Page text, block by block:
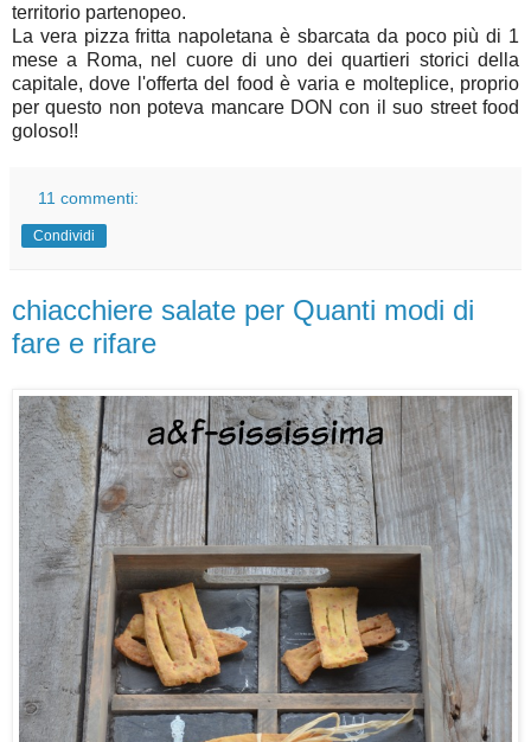
territorio partenopeo.
La vera pizza fritta napoletana è sbarcata da poco più di 1
mese a Roma, nel cuore di uno dei quartieri storici della
capitale, dove l'offerta del food è varia e molteplice, proprio
per questo non poteva mancare DON con il suo street food
goloso!!
11 commenti:
Condividi
chiacchiere salate per Quanti modi di
fare e rifare